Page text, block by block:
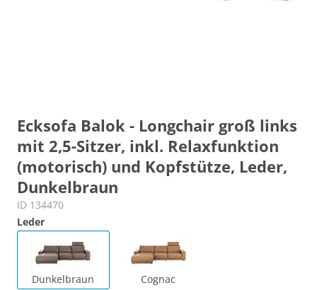
Ecksofa Balok - Longchair groß links
mit 2,5-Sitzer, inkl. Relaxfunktion
(motorisch) und Kopfstütze, Leder,
Dunkelbraun
ID 134470
Leder
Dunkelbraun Cognac